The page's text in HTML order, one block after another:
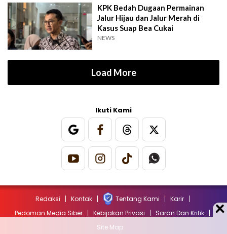
KPK Bedah Dugaan Permainan
Jalur Hijau dan Jalur Merah di
Kasus Suap Bea Cukai
NEWS
Load More
Ikuti Kami
Redaksi Kontak Tentang Kami
Karir
Pedoman Media Siber
Kebijakan Privasi
Saran Dan Kritik
Site Map